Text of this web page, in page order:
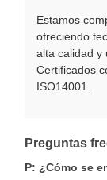
Estamos
ofreciendo
alta calidad y
Certificados
ISO14001.
Preguntas
P: ¿Cómo se